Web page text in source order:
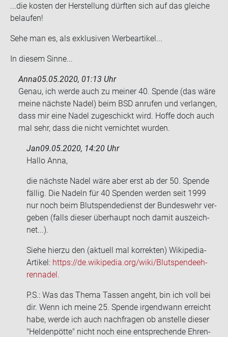
...die kos­ten der Her­stel­lung dürf­ten sich auf das glei­che
be­lau­fen!
Sehe man es, als ex­klu­si­ven Wer­be­ar­ti­kel...
In die­sem Sinne...
Anna05.05.2020, 01:13 Uhr
Genau, ich werde auch zu mei­ner 40. Spen­de (das wäre
meine nächs­te Nadel) beim BSD an­ru­fen und ver­lan­gen,
dass mir eine Nadel zu­ge­schickt wird. Hoffe doch auch
mal sehr, dass die nicht ver­nich­tet wur­den.
Jan09.05.2020, 14:20 Uhr
Hallo Anna,
die nächs­te Nadel wäre aber erst ab der 50. Spen­de
fäl­lig. Die Na­deln für 40 Spen­den wer­den seit 1999
nur noch beim Blut­spen­de­dienst der Bun­des­wehr ver­
ge­ben (falls die­ser über­haupt noch damit aus­zeich­
net...).
Siehe hier­zu den (ak­tu­ell mal kor­rek­ten) Wikipedia-​
Artikel: https://de.wi­ki­pe­dia.org/wiki/Blut­spen­de­eh­
ren­na­del.
P.S.: Was das Thema Tas­sen an­geht, bin ich voll bei
dir. Wenn ich meine 25. Spen­de ir­gend­wann er­reicht
habe, werde ich auch nach­fra­gen ob an­stel­le die­ser
"Hel­den­pöt­te" nicht noch eine ent­spre­chen­de Eh­ren­